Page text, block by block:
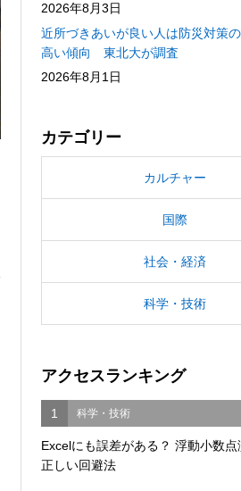
2026年8月3日
近所づきあいが良い人は防災対策
高い傾向 東北大が調査
2026年8月1日
カテゴリー
カルチャー
国際
社会・経済
科学・技術
アクセスランキング
1 科学・技術
Excelにも誤差がある？ 浮動小数
正しい回避法